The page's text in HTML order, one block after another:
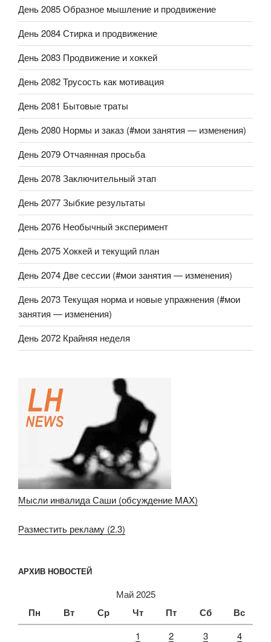
День 2085 Образное мышление и продвижение
День 2084 Стирка и продвижение
День 2083 Продвижение и хоккей
День 2082 Трусость как мотивация
День 2081 Бытовые траты
День 2080 Нормы и заказ (#мои занятия — изменения)
День 2079 Отчаянная просьба
День 2078 Заключительный этап
День 2077 Зыбкие результаты
День 2076 Необычный эксперимент
День 2075 Хоккей и текущий план
День 2074 Две сессии (#мои занятия — изменения)
День 2073 Текущая норма и новые упражнения (#мои
занятия — изменения)
День 2072 Крайняя неделя
Мысли инвалида Саши (обсуждение MAX)
Разместить рекламу (2.3)
АРХИВ НОВОСТЕЙ
Май 2025
Пн Вт Ср Чт Пт Сб Вс
1 2 3
4